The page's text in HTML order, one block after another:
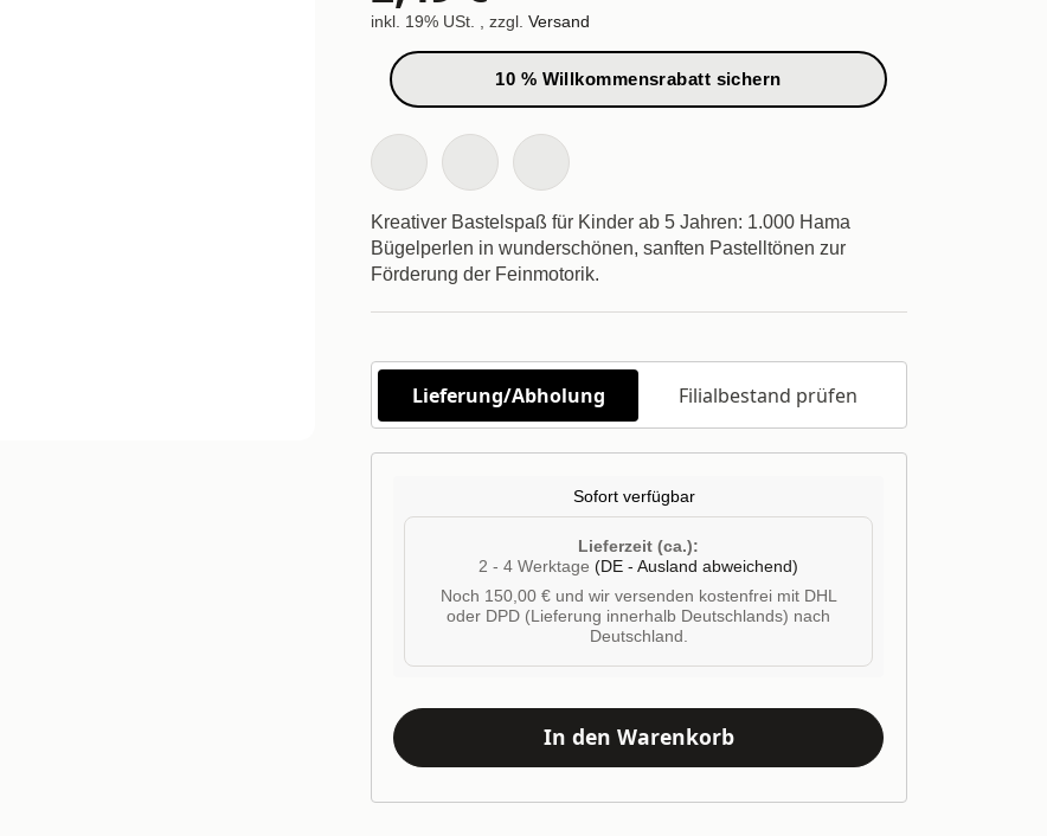
inkl. 19% USt. , zzgl. Versand
10 % Willkommensrabatt sichern
Kreativer Bastelspaß für Kinder ab 5 Jahren: 1.000 Hama
Bügelperlen in wunderschönen, sanften Pastelltönen zur
Förderung der Feinmotorik.
Lieferung/Abholung Filialbestand prüfen
Sofort verfügbar
Lieferzeit (ca.):
2 - 4 Werktage (DE - Ausland abweichend)
Noch 150,00 € und wir versenden kostenfrei mit DHL
oder DPD (Lieferung innerhalb Deutschlands) nach
Deutschland.
In den Warenkorb